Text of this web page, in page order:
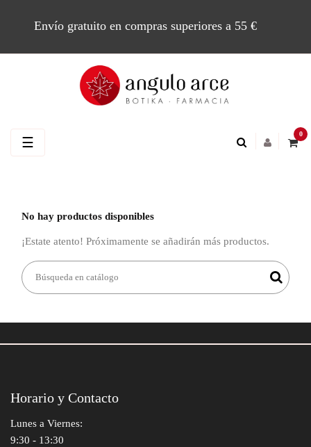
Envío gratuito en compras superiores a 55 €
0
Navegación
☰
No hay productos disponibles
¡Estate atento! Próximamente se añadirán más productos.
Horario y Contacto
Lunes a Viernes:
9:30 - 13:30